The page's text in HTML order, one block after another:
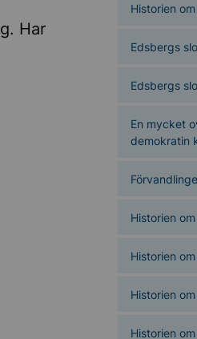
Historien
Edsbergs
Edsbergs
En mycket
demokratin
Historien
Historien
Historien
Historien
Har